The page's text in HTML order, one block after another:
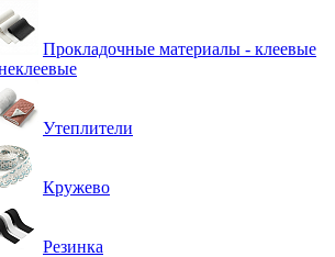
Прокладочные материалы - клеевые
Утеплители
Кружево
Резинка